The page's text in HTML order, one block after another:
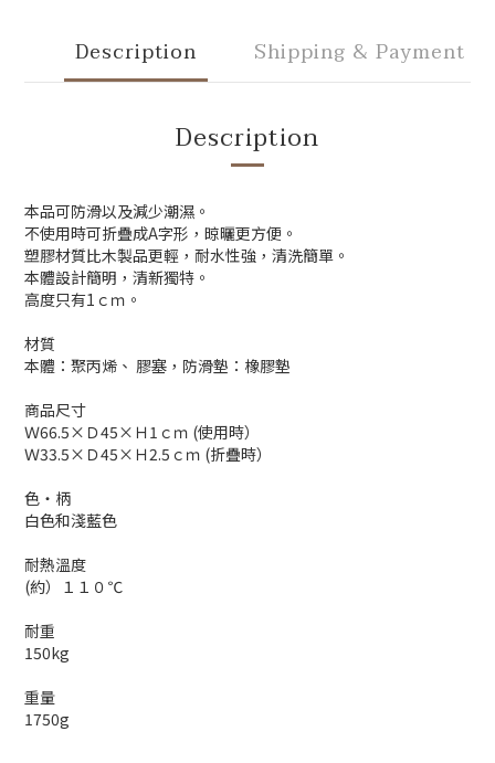
Description Shipping & Payment
Description
本品可防滑以及減少潮濕。
不使用時可折疊成A字形，晾曬更方便 。
塑膠材質比木製品更輕，耐水性強，清洗簡單。
本體設計簡明，清新獨特 。
高度只有1ｃｍ。
材質
本體：聚丙烯、 膠塞，防滑墊：橡膠墊
商品尺寸
Ｗ66.5×Ｄ45×Ｈ1ｃｍ (使用時）
Ｗ33.5×Ｄ45×Ｈ2.5ｃｍ (折疊時）
色・柄
白色和淺藍色
耐熱溫度
(約）１１０℃
耐重
150kg
重量
1750g